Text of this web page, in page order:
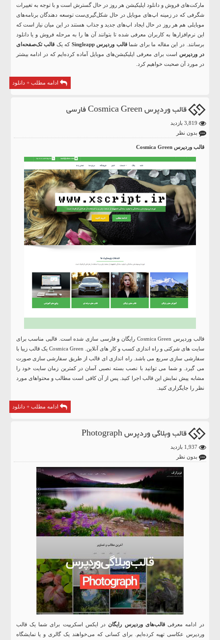
مارکت‌های فروش و دانلود اپلیکیشن هر روز در حال گسترش است و با توجه به تغییرات
شگرفی که در زمینه اپ‌های موبایل در حال شکل‌گیری‌ست توسعه دهندگان برنامه‌های
موبایلی هم هر روز در حال ایجاد اپ‌های جدید و جذاب هستند در این میان نیاز است که
این نرم‌افزارها به کاربران معرفی شده تا بتوانند آن ها را به مرحله فروش و یا دانلود
برسانند. در این مقاله ما برای شماقالب وردپرس Singleapp که یک قالب تک‌صفحه‌ای
در وردپرس است برای معرفی اپلیکیشن‌های موبایل آماده کرده‌ایم که در ادامه بیشتر
در مورد آن صحبت خواهیم کرد.
ادامه مطلب + دانلود
قالب وردپرس Cosmica Green فارسی
بدون نظر
قالب وردپرس Cosmica Green
قالب وردپرس
Cosmica Green رایگان و فارسی سازی شده است. قالبی مناسب برای
سایت های شرکتی و راه اندازی کسب و کار های آنلاین. Cosmica Green یک قالب زیبا با
سفارشی سازی سریع می باشد. راه اندازی ای قالب از طریق سفارشی سازی صورت
می گیرد. و شما می توانید با نصب بسته نصبی آسان در کمترین زمان سایت خود را
مشابه پیش نمایش این قالب اجرا کنید. پس از آن کافی است مطالب و محتواهای مورد
نظر را جایگزاری کنید.
ادامه مطلب + دانلود
قالب وبلاگی وردپرس Photograph
1,937 بازدید
بدون نظر
در ادامه معرفیقالب‌های وردپرس رایگاندر ایکس اسکریپت برای شما یک قالب
وردپرس عکاسی تهیه کرده‌ایم. برای کسانی که می‌خواهند یک گالری و یا نمایشگاه